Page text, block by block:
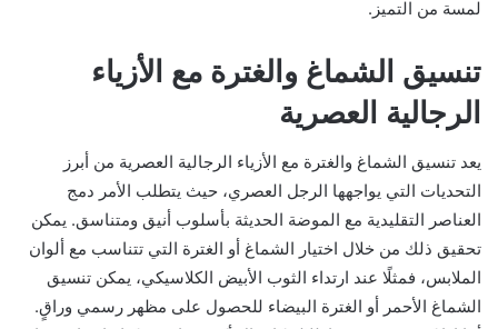
لمسة من التميز.
تنسيق الشماغ والغترة مع الأزياء
الرجالية العصرية
يعد تنسيق الشماغ والغترة مع الأزياء الرجالية العصرية من أبرز
التحديات التي يواجهها الرجل العصري، حيث يتطلب الأمر دمج
العناصر التقليدية مع الموضة الحديثة بأسلوب أنيق ومتناسق. يمكن
تحقيق ذلك من خلال اختيار الشماغ أو الغترة التي تتناسب مع ألوان
الملابس، فمثلًا عند ارتداء الثوب الأبيض الكلاسيكي، يمكن تنسيق
الشماغ الأحمر أو الغترة البيضاء للحصول على مظهر رسمي وراقٍ.